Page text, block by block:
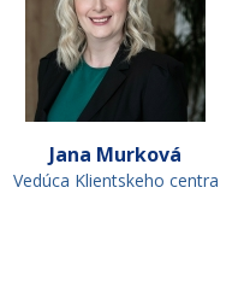
Jana Murková
Vedúca Klientskeho centra